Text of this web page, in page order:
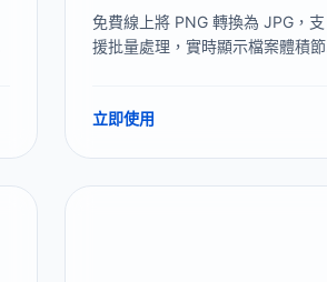
免費線上將 PNG 轉換為 JPG，支
援批量處理，實時顯示檔案體積節
理，圖片不上傳。
立即使用